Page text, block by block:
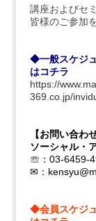
講座およびセ
皆様のご参加
◆一般スケジ
はコチラ
https://
369.co.jp/
【お問い合わせ
ソーシャル・
☏：03-6459-
✉：
◆会員スケジ